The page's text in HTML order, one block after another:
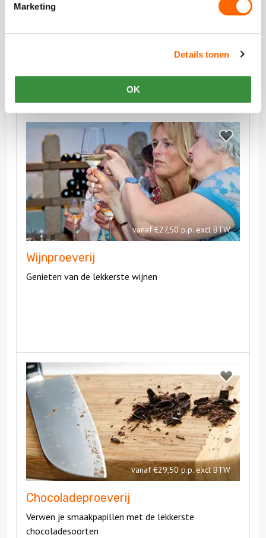
Marketing
Details tonen
OK
Proef de lekkerste Hollandse kazen in een authentiek
Bekijk
vanaf €27,50 p.p. excl BTW
Wijnproeverij
Genieten van de lekkerste wijnen
Bekijk
Wijnproeverij
Bekijk
vanaf €29,50 p.p. excl BTW
Chocoladeproeverij
Verwen je smaakpapillen met de lekkerste
chocoladesoorten
Bekijk
Chocoladeproeverij